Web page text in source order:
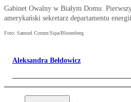
Gabinet Owalny w Białym Domu.
amerykański sekretarz departamentu
Foto: Samuel Corum/Sipa/Bloomberg
Aleksandra Bełdowicz